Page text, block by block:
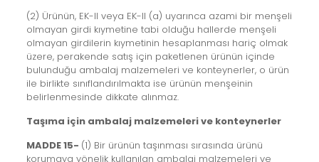
(2) Ürünün, EK-II veya EK-II (a) uyarınca azami bir menşeli
olmayan girdi kıymetine tabi olduğu hallerde menşeli
olmayan girdilerin kıymetinin hesaplanması hariç olmak
üzere, perakende satış için paketlenen ürünün içinde
bulunduğu ambalaj malzemeleri ve konteynerler, o ürün
ile birlikte sınıflandırılmakta ise ürünün menşeinin
belirlenmesinde dikkate alınmaz.
Taşıma için ambalaj malzemeleri ve konteynerler
MADDE 15- (1) Bir ürünün taşınması sırasında ürünü
korumaya yönelik kullanılan ambalaj malzemeleri ve